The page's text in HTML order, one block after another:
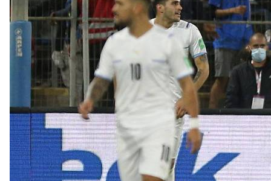
Dato en Pauta Señal 2
Contenido Patrocinado